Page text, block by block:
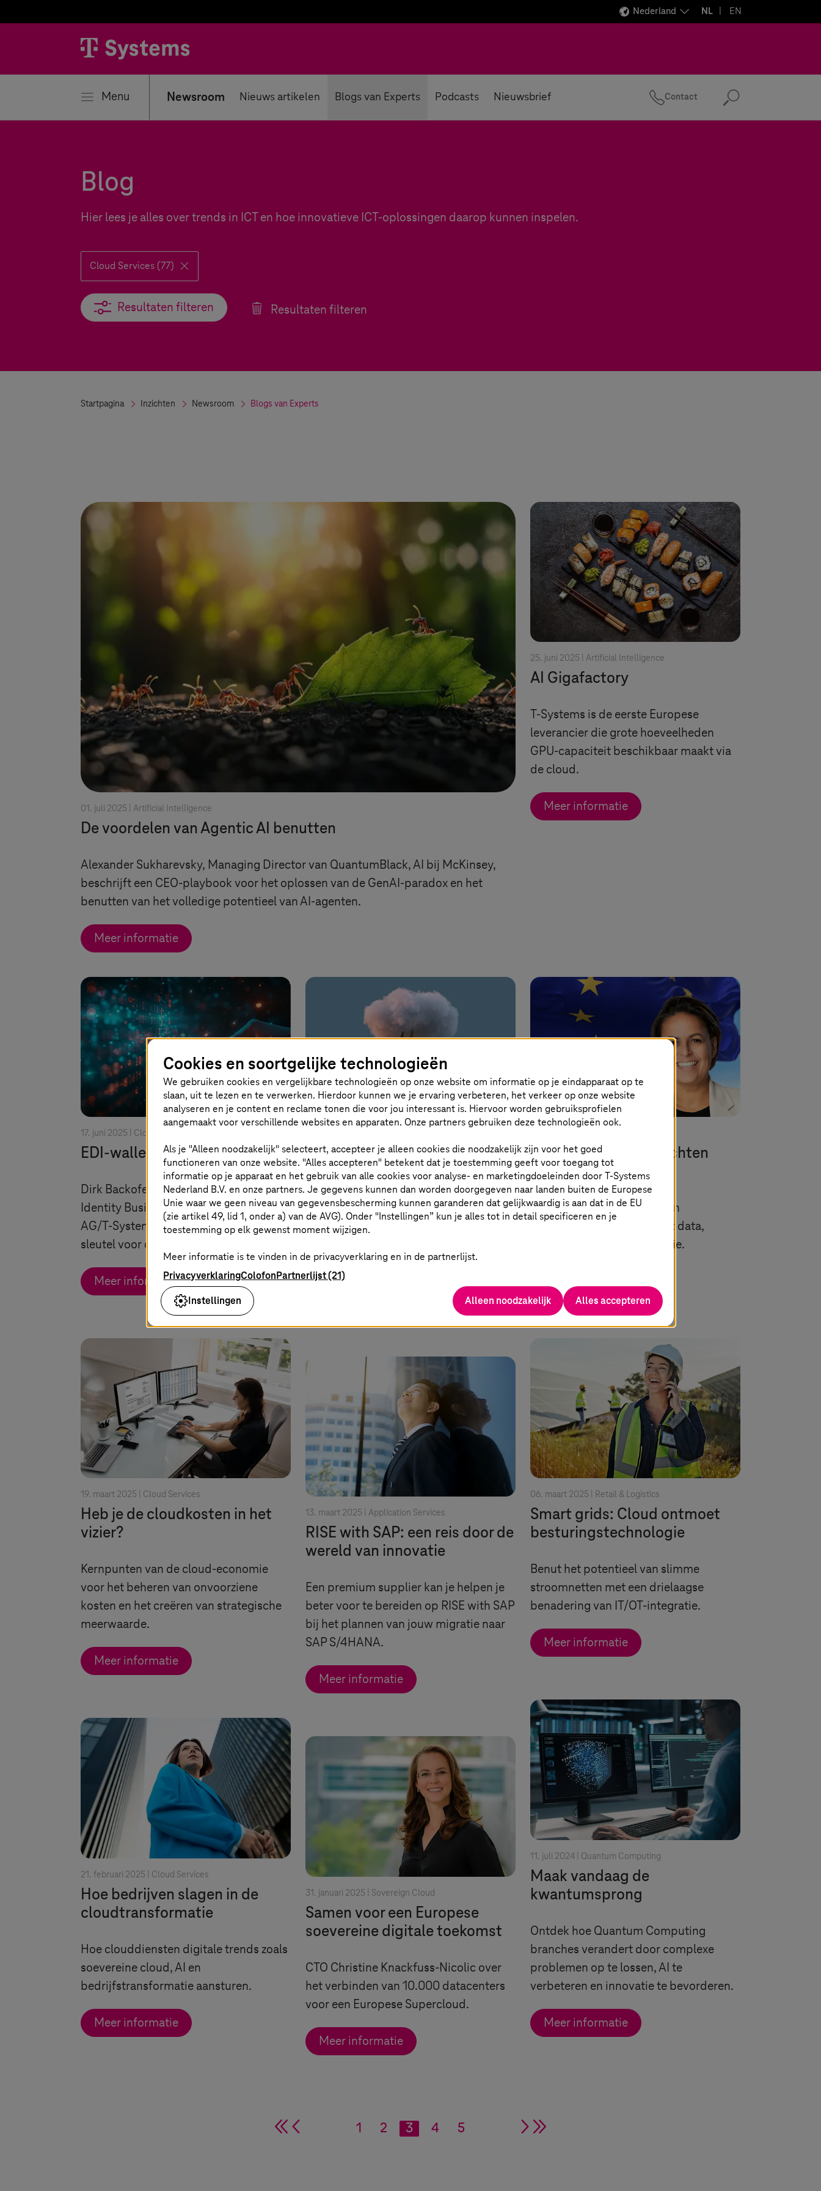
Nederland NL EN
Menu Newsroom Nieuws artikelen Blogs van Experts Podcasts Nieuwsbrief Contact Zoeken
Blog
Hier lees je alles over trends in ICT en hoe innovatieve ICT-oplossingen daarop kunnen inspelen.
Cloud Services (77)
Resultaten filteren
Resultaten filteren Resultaten filteren
Startpagina Inzichten Newsroom Blogs van Experts
01. juli 2025 | Artificial Intelligence
De voordelen van Agentic AI benutten
Alexander Sukharevsky, Managing Director van QuantumBlack, AI bij McKinsey,
beschrijft een CEO-playbook voor het oplossen van de GenAI-paradox en het
benutten van het volledige potentieel van AI-agenten.
Meer informatie
25. juni 2025 | Artificial Intelligence
AI Gigafactory
T-Systems is de eerste Europese
leverancier die grote hoeveelheden
GPU-capaciteit beschikbaar maakt via
de cloud.
Meer informatie
17. juni 2025 | Cloud Services
EDI-wallet
Dirk Backofen, hoofd van Digital
Identity Business bij Deutsche Telekom
AG/T-Systems
, beschrijft universele
sleutel voor de digitale versnelling.
Meer informatie
19. maart 2025 | Cloud Services
Heb je de cloudkosten in het
vizier?
Kernpunten van de cloud-economie
voor het beheren van onvoorziene
kosten en het creëren van strategische
meerwaarde.
Meer informatie
21. februari 2025 | Cloud Services
Hoe bedrijven slagen in de
cloudtransformatie
Hoe clouddiensten digitale trends zoals
soevereine cloud, AI en
bedrijfstransformatie aansturen.
Meer informatie
20 jaar soeverein denken en
doen
In dit artikel neem ik je mee in de
achtergrond en ontwikkeling van
cloudoplossingen.
13. maart 2025 | Application Services
RISE with SAP: een reis door de
wereld van innovatie
Een premium supplier kan je helpen je
beter voor te bereiden op RISE with SAP
bij het plannen van jouw migratie naar
SAP S/4HANA.
Meer informatie
31. januari 2025 | Sovereign Cloud
Samen voor een Europese
soevereine digitale toekomst
CTO Christine Knackfuss-Nicolic over
het verbinden van 10.000 datacenters
voor een Europese Supercloud.
Meer informatie
Europese Cloud? Wachten
hoeft niet.
Wereldwijde ontwikkelingen
veranderen de omgang met data,
soevereiniteit en technologie.
06. maart 2025 | Retail & Logistics
Smart grids: Cloud ontmoet
besturingstechnologie
Benut het potentieel van slimme
stroomnetten met een drielaagse
benadering van IT/OT-integratie.
Meer informatie
11. juli 2024 | Quantum Computing
Maak vandaag de
kwantumsprong
Ontdek hoe Quantum Computing
branches verandert door complexe
problemen op te lossen, AI te
verbeteren en innovatie te bevorderen.
Meer informatie
double arrow
single arrow
1 2 3 4 5 single arrow
Cookies en soortgelijke technologieën
We gebruiken cookies en vergelijkbare technologieën op onze website om informatie op je eindapparaat op te
slaan, uit te lezen en te verwerken. Hierdoor kunnen we je ervaring verbeteren, het verkeer op onze website
analyseren en je content en reclame tonen die voor jou interessant is. Hiervoor worden gebruiksprofielen
aangemaakt voor verschillende websites en apparaten. Onze partners gebruiken deze technologieën ook.
Als je "Alleen noodzakelijk" selecteert, accepteer je alleen cookies die noodzakelijk zijn voor het goed
functioneren van onze website. "Alles accepteren" betekent dat je toestemming geeft voor toegang tot
informatie op je apparaat en het gebruik van alle cookies voor analyse- en marketingdoeleinden doorT-Systems
Nederland B.V. en onze partners. Je gegevens kunnen dan worden doorgegeven naar landen buiten de Europese
Unie waar we geen niveau van gegevensbescherming kunnen garanderen dat gelijkwaardig is aan dat in de EU
(zie artikel 49, lid 1, onder a) van de AVG). Onder "Instellingen” kun je alles tot in detail specificeren en je
toestemming op elk gewenst moment wijzigen.
Meer informatie is te vinden in de privacyverklaring en in de partnerlijst.
PrivacyverklaringColofonPartnerlijst (21)
Instellingen
Alleen noodzakelijk Alles accepteren